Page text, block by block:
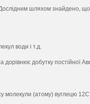
шляхом знайдено,
води і т.д.
добутку постійної
молекули (атому) вуглецю